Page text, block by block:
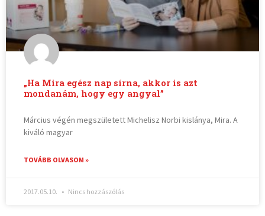
„Ha Mira egész nap sírna, akkor is azt
mondanám, hogy egy angyal”
Március végén megszületett Michelisz Norbi kislánya, Mira. A
kiváló magyar
TOVÁBB OLVASOM »
2017.05.10. Nincs hozzászólás